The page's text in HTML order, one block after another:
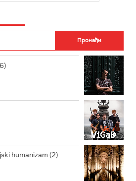
RADIO ROKENROLER
RADIO DŽEZER
humanizam (2)